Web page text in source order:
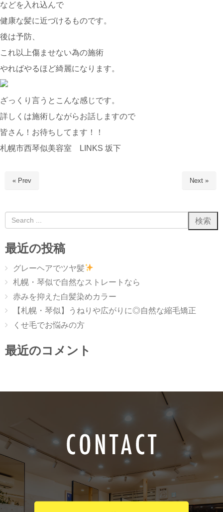
などを入れ込んで
健康な髪に近づけるものです。
後は予防、
これ以上傷ませない為の施術
やればやるほど綺麗になります。
ざっくり言うとこんな感じです。
詳しくは施術しながらお話しますので
皆さん！お待ちしてます！！
札幌市西琴似美容室 LINKS 坂下
« Prev Next »
最近の投稿
グレーヘアでツヤ髪
札幌・琴似で自然なストレートなら
赤みを抑えた白髪染めカラー
【札幌・琴似】うねりや広がりに◎自然な縮毛矯正
くせ毛でお悩みの方
最近のコメント